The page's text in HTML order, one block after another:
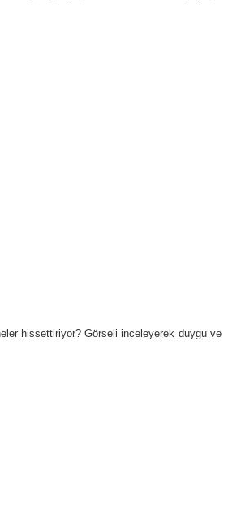
hissettiriyor? Görseli inceleyerek duygu ve